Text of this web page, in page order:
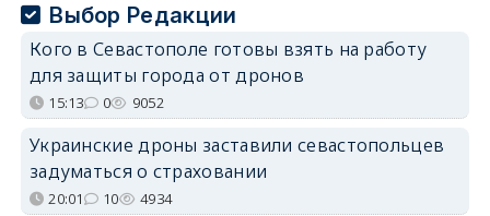
Выбор Редакции
Кого в Севастополе готовы взять на работу
для защиты города от дронов
15:13 0 9052
Украинские дроны заставили севастопольцев
задуматься о страховании
20:01 10 4934